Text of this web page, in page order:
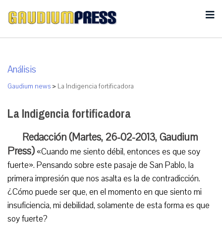
Análisis
Gaudium news > La Indigencia fortificadora
La Indigencia fortificadora
Redacción (Martes, 26-02-2013, Gaudium
Press) «Cuando me siento débil, entonces es que soy
fuerte». Pensando sobre este pasaje de San Pablo, la
primera impresión que nos asalta es la de contradicción.
¿Cómo puede ser que, en el momento en que siento mi
insuficiencia, mi debilidad, solamente de esta forma es que
soy fuerte?